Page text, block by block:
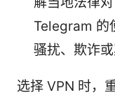
Telegram 的
骚扰、欺诈或
选择 VPN 时，